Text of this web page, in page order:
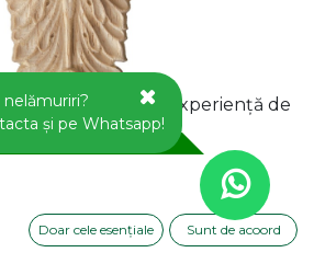
a vă oferi o experiență de
acest site web.
Doar cele esențiale Sunt de acoord
nelămuriri?
și pe Whatsapp!